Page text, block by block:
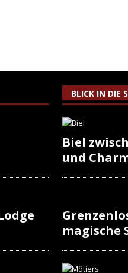
BLICK IN DIE
Biel
und
magische